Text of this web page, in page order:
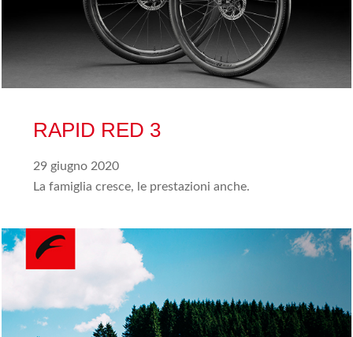
RAPID RED 3
29 giugno 2020
La famiglia cresce, le prestazioni anche.